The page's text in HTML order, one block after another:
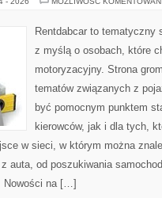
Rentdabcar to tematyczny
z myślą o osobach, które
motoryzacyjny. Strona
tematów związanych z
być pomocnym punktem
kierowców, jak i dla tych,
w sieci, w którym można
auta, od poszukiwania
Nowości na […]